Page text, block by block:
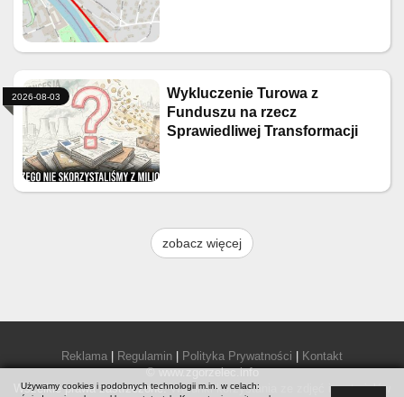
Używamy cookies i podobnych technologii m.in. w celach:
Wykluczenie Turowa z
Funduszu na rzecz
Sprawiedliwej Transformacji
2026-08-03
zobacz więcej
Reklama Regulamin Polityka Prywatności
Kontakt
© www.zgorzelec.info
Wszelkie prawa zastrzeżone.Warunki korzystania ze zdjęć i materiałów